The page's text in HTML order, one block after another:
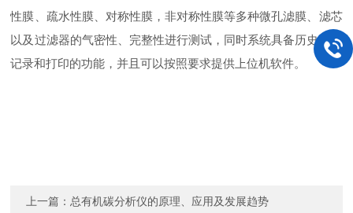
性膜、疏水性膜、对称性膜，非对称性膜等多种微孔滤膜、滤芯
以及过滤器的气密性、完整性进行测试，同时系统具备历史数据
记录和打印的功能，并且可以按照要求提供上位机软件。
上一篇： 总有机碳分析仪的原理、应用及发展趋势